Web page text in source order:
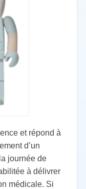
et répond à
d’un
journée de
à délivrer
médicale. Si